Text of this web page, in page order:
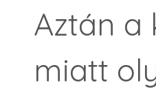
Aztán a
miatt